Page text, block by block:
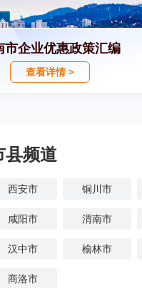
市企业优惠政策汇编
查看详情 >
县频道
西安市 铜川市
咸阳市 渭南市
汉中市 榆林市
商洛市